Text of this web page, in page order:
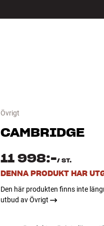
Övrigt
CAMBRIDGE
11 998:-/ ST.
DENNA PRODUKT HAR
Den här produkten finns inte
utbud av Övrigt